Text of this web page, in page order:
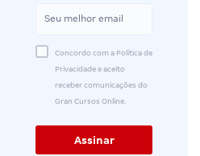
Concordo com a Política de
Privacidade e aceito
receber comunicações do
Gran Cursos Online.